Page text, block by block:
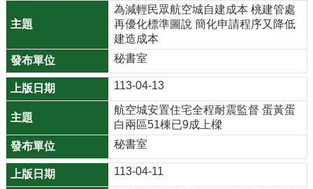
政
務
專
區
都
市
計
畫
為減輕民眾航空城自建成本 桃建管處
再優化標準圖說 簡化申請程序又降低
建造成本
秘書室
113-04-13
航空城安置住宅全程耐震監督 蛋黃蛋
白兩區51棟已9成上樑
秘書室
113-04-11